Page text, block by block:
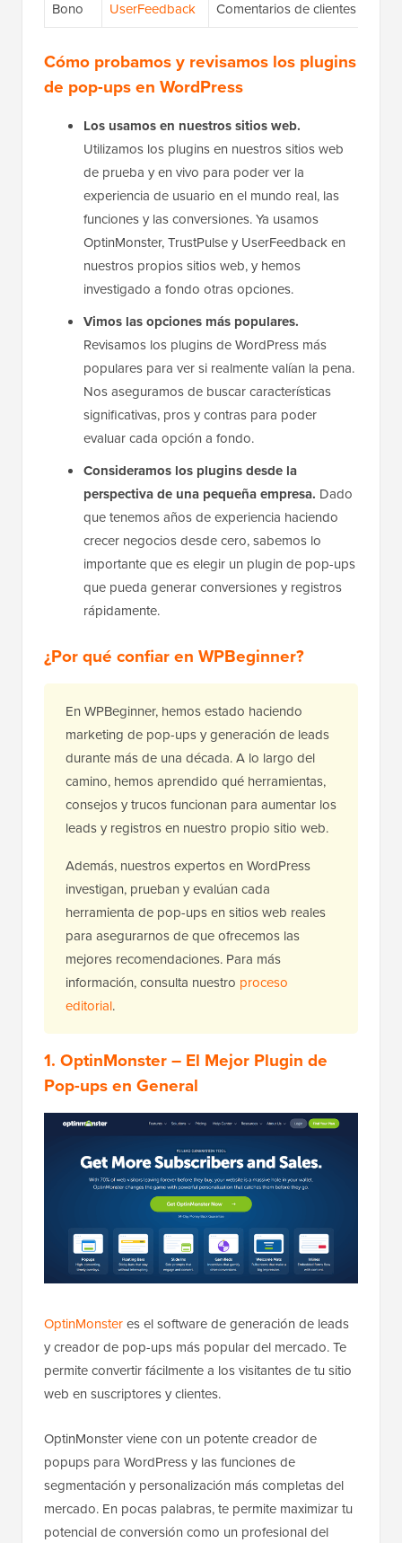
Bono UserFeedback Comentarios de clientes
Cómo probamos y revisamos los plugins
de pop-ups en WordPress
Los usamos en nuestros sitios web.
Utilizamos los plugins en nuestros sitios web
de prueba y en vivo para poder ver la
experiencia de usuario en el mundo real, las
funciones y las conversiones. Ya usamos
OptinMonster, TrustPulse y UserFeedback en
nuestros propios sitios web, y hemos
investigado a fondo otras opciones.
Vimos las opciones más populares.
Revisamos los plugins de WordPress más
populares para ver si realmente valían la pena.
Nos aseguramos de buscar características
significativas, pros y contras para poder
evaluar cada opción a fondo.
Consideramos los plugins desde la
perspectiva de una pequeña empresa. Dado
que tenemos años de experiencia haciendo
crecer negocios desde cero, sabemos lo
importante que es elegir un plugin de pop-ups
que pueda generar conversiones y registros
rápidamente.
¿Por qué confiar en WPBeginner?
En WPBeginner, hemos estado haciendo
marketing de pop-ups y generación de leads
durante más de una década. A lo largo del
camino, hemos aprendido qué herramientas,
consejos y trucos funcionan para aumentar los
leads y registros en nuestro propio sitio web.
Además, nuestros expertos en WordPress
investigan, prueban y evalúan cada
herramienta de pop-ups en sitios web reales
para asegurarnos de que ofrecemos las
mejores recomendaciones. Para más
información, consulta nuestro proceso
editorial.
1. OptinMonster– El Mejor Plugin de
Pop-ups en General
OptinMonsteres el software de generación de leads
y creador de pop-ups más popular del mercado. Te
permite convertir fácilmente a los visitantes de tu sitio
web en suscriptores y clientes.
OptinMonster viene con un potente creador de
popups para WordPress y las funciones de
segmentación y personalización más completas del
mercado. En pocas palabras, te permite maximizar tu
potencial de conversión como un profesional del